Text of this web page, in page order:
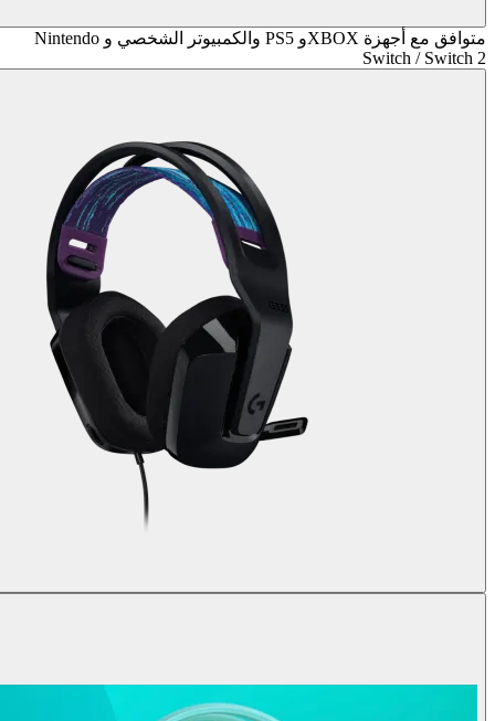
متوافق مع أجهزة XBOXو PS5 والكمبيوتر الشخصي و Nintendo
Switch / Switch 2